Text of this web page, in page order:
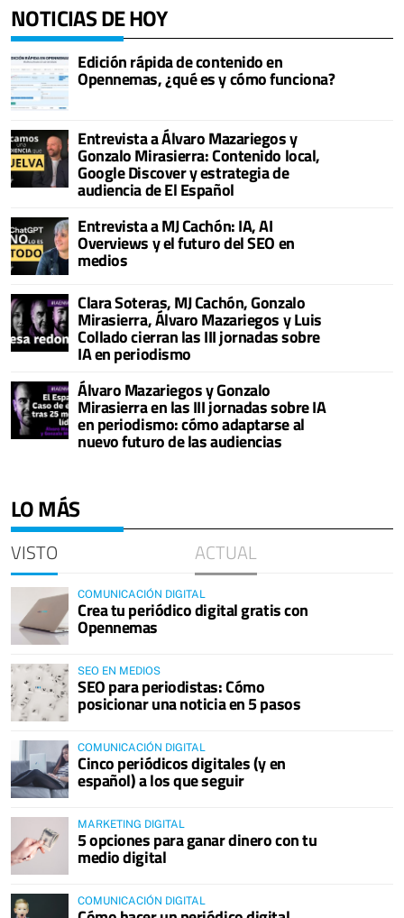
NOTICIAS DE HOY
Edición rápida de contenido en
Opennemas, ¿qué es y cómo funciona?
Entrevista a Álvaro Mazariegos y
Gonzalo Mirasierra: Contenido local,
Google Discover y estrategia de
audiencia de El Español
Entrevista a MJ Cachón: IA, AI
Overviews y el futuro del SEO en
medios
Clara Soteras, MJ Cachón, Gonzalo
Mirasierra, Álvaro Mazariegos y Luis
Collado cierran las III jornadas sobre
IA en periodismo
Álvaro Mazariegos y Gonzalo
Mirasierra en las III jornadas sobre IA
en periodismo: cómo adaptarse al
nuevo futuro de las audiencias
LO MÁS
VISTO ACTUAL
COMUNICACIÓN DIGITAL
Crea tu periódico digital gratis con
Opennemas
SEO EN MEDIOS
SEO para periodistas: Cómo
posicionar una noticia en 5 pasos
COMUNICACIÓN DIGITAL
Cinco periódicos digitales (y en
español) a los que seguir
MARKETING DIGITAL
5 opciones para ganar dinero con tu
medio digital
COMUNICACIÓN DIGITAL